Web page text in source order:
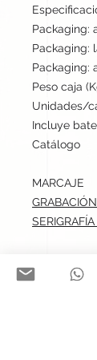
Packaging:
Packaging:
Packaging:
Peso caja
Unidades/
Incluye
Catálogo
MARCAJE